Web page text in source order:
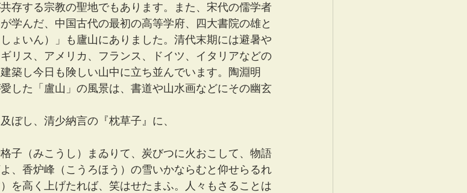
存する宗教の聖地でもあります。また、宋代の儒学者
学んだ、中国古代の最初の高等学府、四大書院の雄と
ょいん）」も廬山にありました。清代末期には避暑や
リス、アメリカ、フランス、ドイツ、イタリアなどの
築し今日も険しい山中に立ち並んでいます。陶淵明
した「盧山」の風景は、書道や山水画などにその幽玄
ぼし、清少納言の『枕草子』に、
子（みこうし）まゐりて、炭びつに火おこして、物語
、香炉峰（こうろほう）の雪いかならむと仰せらるれ
を高く上げたれば、笑はせたまふ。人々もさることは